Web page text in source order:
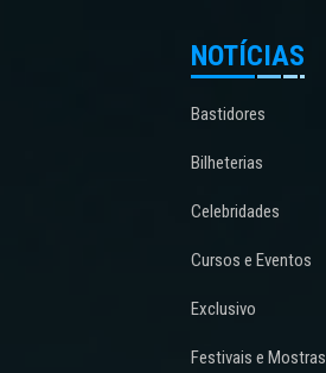
NOTÍCIAS
Bastidores
Bilheterias
Celebridades
Cursos e Eventos
Exclusivo
Festivais e Mostras